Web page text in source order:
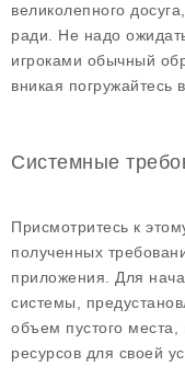
великолепного
ради. Не надо
игроками обычный
вникая погружайтесь
Системные
Присмотритесь к
полученных
приложения. Для
системы,
объем пустого места,
ресурсов для своей